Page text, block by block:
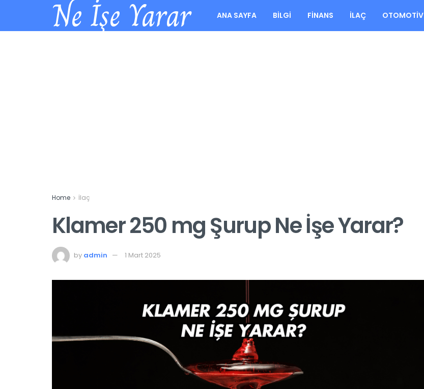
Ne İşe Yarar ANA SAYFA BILGI FINANS İLAÇ OTOMOTIV
Home İlaç
Klamer 250 mg Şurup Ne İşe Yarar?
by admin 1 Mart 2025